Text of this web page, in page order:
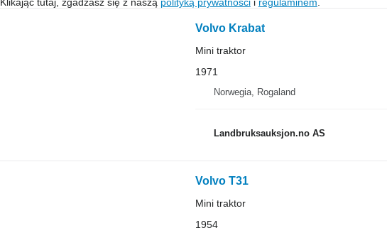
Volvo Krabat
Mini traktor
1971
Norwegia, Rogaland
Landbruksauksjon.no AS
Volvo T31
Mini traktor
1954